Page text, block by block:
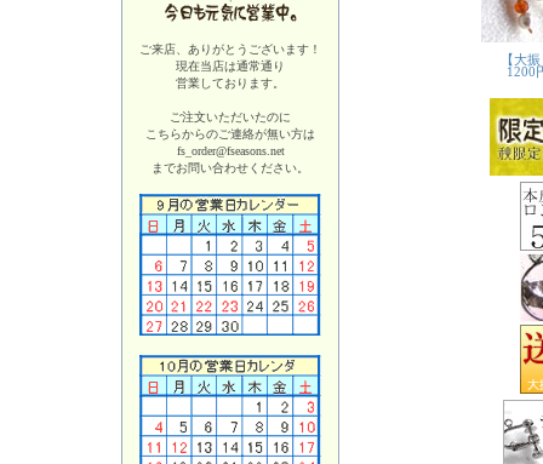
ご来店、ありがとうございます！
現在当店は通常通り
営業しております。
ご注文いただいたのに
こちらからのご連絡が無い方は
fs_order@fseasons.net
までお問い合わせください。